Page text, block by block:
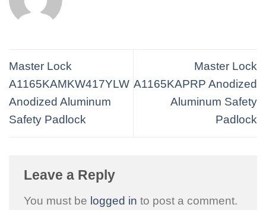
Master Lock
A1165KAMKW417YLW
Anodized Aluminum
Safety Padlock
Master Lock
A1165KAPRP Anodized
Aluminum Safety
Padlock
Leave a Reply
You must be logged in to post a comment.